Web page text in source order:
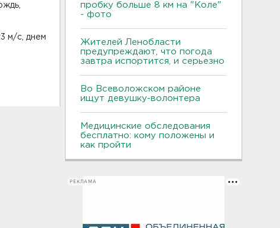
м/с, днем
пробку больше 8 км на "Коле"
- фото
Жителей Ленобласти
предупреждают, что погода
завтра испортится, и серьезно
Во Всеволожском районе
ищут девушку-волонтера
Медицинские обследования
бесплатно: кому положены и
как пройти
РЕКЛАМА